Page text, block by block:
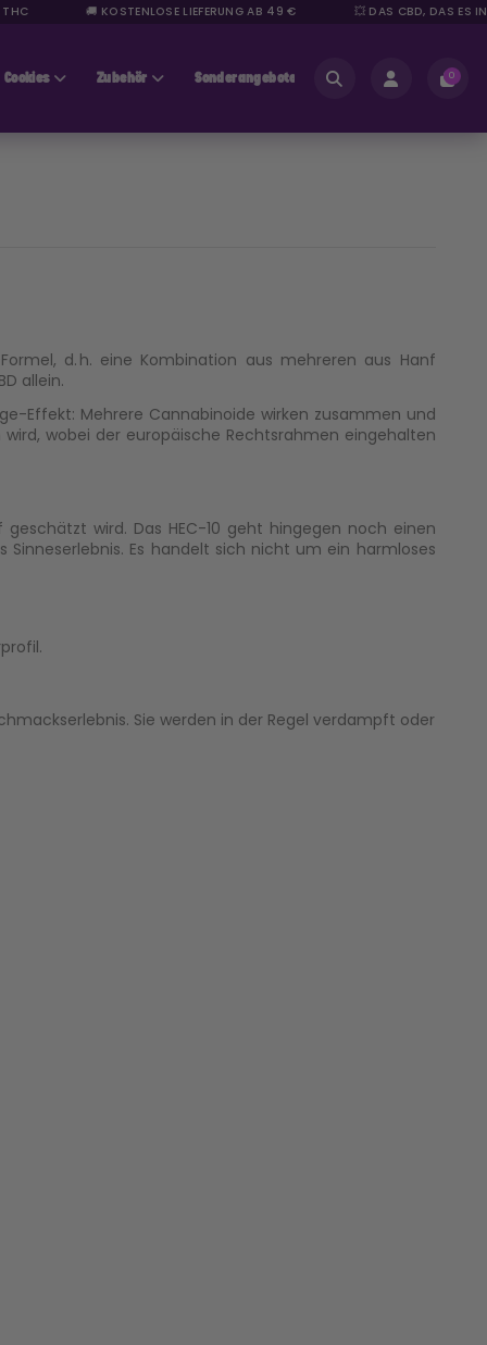
🚚 KOSTENLOSE LIEFERUNG AB 49 € 💥 DAS CBD, DAS ES IN
Cookies Zubehör Sonderangebote Bereich für Fachleute
0
d. h. eine Kombination aus mehreren aus Hanf
allein.
Effekt: Mehrere Cannabinoide wirken zusammen und
wobei der europäische Rechtsrahmen eingehalten
wird. Das HEC-10 geht hingegen noch einen
Es handelt sich nicht um ein harmloses
Sie werden in der Regel verdampft oder